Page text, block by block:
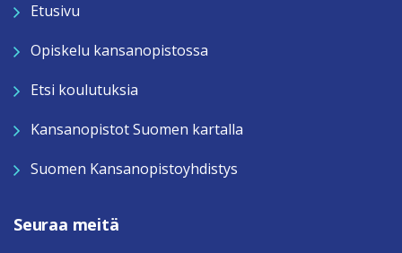
Etusivu
Opiskelu kansanopistossa
Etsi koulutuksia
Kansanopistot Suomen kartalla
Suomen Kansanopistoyhdistys
Seuraa meitä